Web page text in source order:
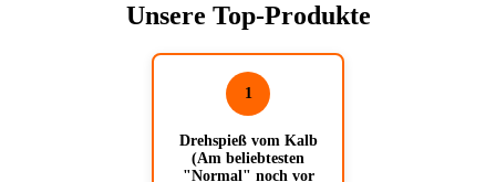
Unsere Top-Produkte
1
Drehspieß vom Kalb
(Am beliebtesten
"Normal" noch vor